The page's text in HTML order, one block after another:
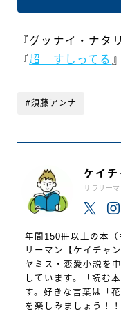
『グッナイ・ナ
『超 すしってる
#須藤アンナ
ケイチ
サラリー
年間150冊以上の本
リーマン【ケイチャ
ヤミス・恋愛小説を
しています。「読む
す。好きな言葉は「
を楽しみましょう！！